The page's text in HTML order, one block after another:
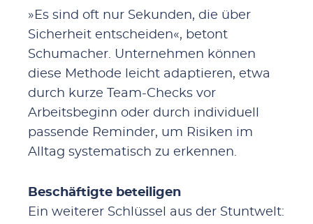
»Es sind oft nur Sekunden, die über
Sicherheit entscheiden«, betont
Schumacher. Unternehmen können
diese Methode leicht adaptieren, etwa
durch kurze Team-Checks vor
Arbeitsbeginn oder durch individuell
passende Reminder, um Risiken im
Alltag systematisch zu erkennen.
Beschäftigte beteiligen
Ein weiterer Schlüssel aus der Stuntwelt: